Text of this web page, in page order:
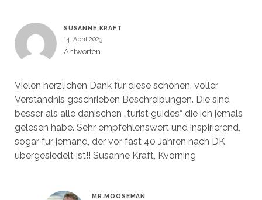
SUSANNE KRAFT
14. April 2023
Antworten
Vielen herzlichen Dank für diese schönen, voller
Verständnis geschrieben Beschreibungen. Die sind
besser als alle dänischen „turist guides“ die ich jemals
gelesen habe. Sehr empfehlenswert und inspirierend,
sogar für jemand, der vor fast 40 Jahren nach DK
übergesiedelt ist!! Susanne Kraft, Kvorning
MR.MOOSEMAN